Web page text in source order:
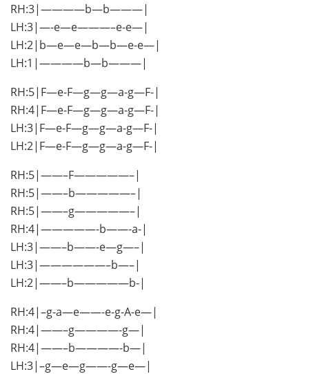
RH:3|————b—b———|
LH:3|—-e—e———–e-e—|
LH:2|b—e—e—b—b—e-e—|
LH:1|————b—b———|
RH:5|F—e-F—g—g—a-g—F-|
RH:4|F—e-F—g—g—a-g—F-|
LH:3|F—e-F—g—g—a-g—F-|
LH:2|F—e-F—g—g—a-g—F-|
RH:5|——–F—————–|
RH:5|——–b—————–|
RH:5|——–g—————–|
RH:4|—————-b——-a-|
LH:3|——–b——-e—g—–|
LH:3|——————–b—–|
LH:2|——–b—————b-|
RH:4|–g-a—e——-e-g-A-e—|
RH:4|——–g————-g—|
RH:4|——–b————-b—|
LH:3|–g—e—g——-g—e—|